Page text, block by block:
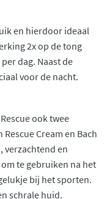
en hierdoor ideaal
2x op de tong
dag. Naast de
voor de nacht.
ook twee
Cream en Bach
verzachtend en
te gebruiken na het
bij het sporten.
schrale huid.